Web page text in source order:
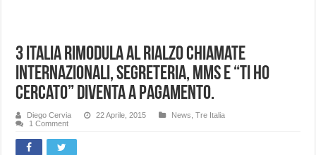
3 Italia rimodula al rialzo chiamate
internazionali, segreteria, mms e “Ti ho
cercato” diventa a pagamento.
Diego Cervia 22 Aprile, 2015 News ,Tre Italia
1 Comment